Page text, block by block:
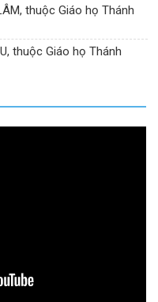
thuộc Giáo họ Thánh
thuộc Giáo họ Thánh